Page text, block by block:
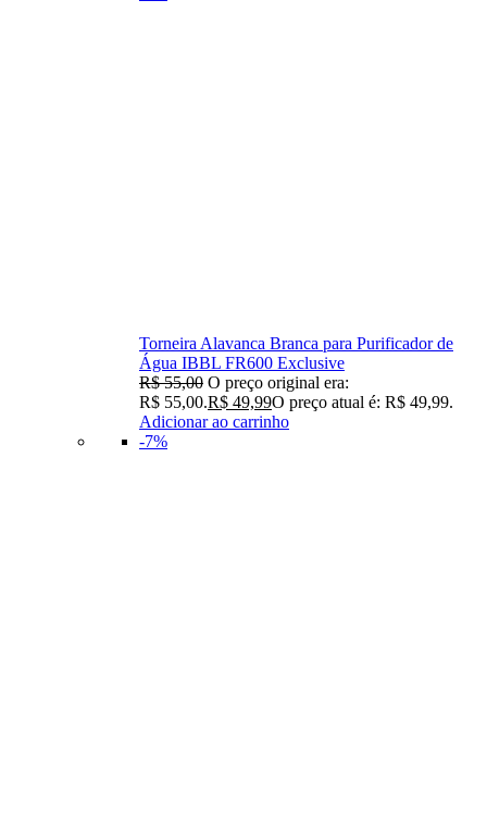
Torneira Alavanca Branca para Purificador de
Água IBBL FR600 Exclusive
R$55,00 O preço original era:
R$ 55,00.R$ 49,99O preço atual é: R$ 49,99.
Adicionar ao carrinho
-7%